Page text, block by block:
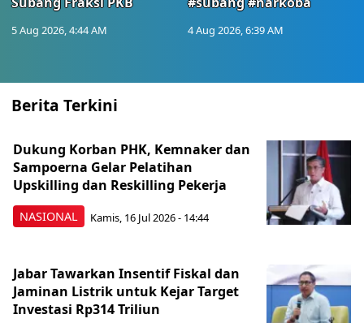
5 Aug 2026, 4:44 AM 4 Aug 2026, 6:39 AM
Berita Terkini
NASIONAL
Dukung Korban PHK, Kemnaker dan
Sampoerna Gelar Pelatihan
Upskilling dan Reskilling Pekerja
Kamis, 16 Jul 2026 - 14:44
Jabar Tawarkan Insentif Fiskal dan
Jaminan Listrik untuk Kejar Target
Investasi Rp314 Triliun